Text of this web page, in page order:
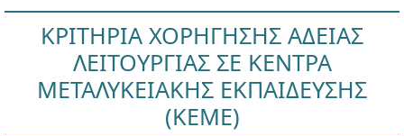
ΚΡΙΤΗΡΙΑ ΧΟΡΗΓΗΣΗΣ ΑΔΕΙΑΣ
ΛΕΙΤΟΥΡΓΙΑΣ ΣΕ ΚΕΝΤΡΑ
ΜΕΤΑΛΥΚΕΙΑΚΗΣ ΕΚΠΑΙΔΕΥΣΗΣ
(ΚΕΜΕ)